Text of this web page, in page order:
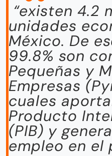
“existen 4.2
unidades
México. De
99.8% son
Pequeñas y
Empresas
cuales
Producto
(PIB) y
empleo en el